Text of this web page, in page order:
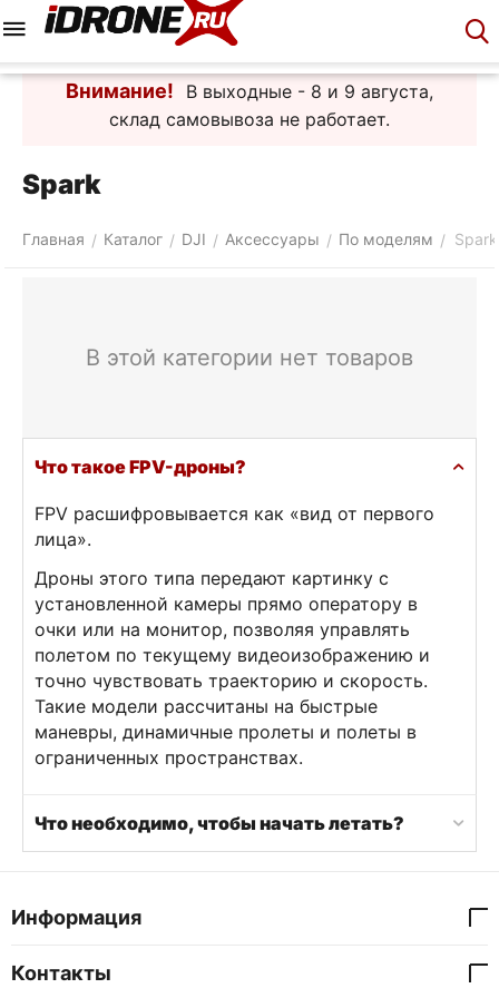
Внимание!
В выходные - 8 и 9 августа,
склад самовывоза не работает.
Spark
Главная / Каталог / DJI / Аксессуары / По моделям / Spark
Что такое FPV-дроны?
FPV расшифровывается как «вид от первого
лица».
Дроны этого типа передают картинку с
установленной камеры прямо оператору в
очки или на монитор, позволяя управлять
полетом по текущему видеоизображению и
точно чувствовать траекторию и скорость.
Такие модели рассчитаны на быстрые
маневры, динамичные пролеты и полеты в
ограниченных пространствах.
Что необходимо, чтобы начать летать?
В этой категории нет товаров
Информация
Контакты
Корзина